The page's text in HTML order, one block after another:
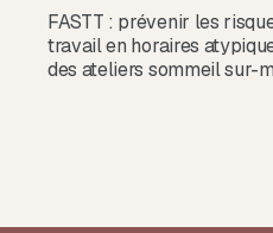
FASTT : prévenir les
travail en horaires
des ateliers sommeil sur-